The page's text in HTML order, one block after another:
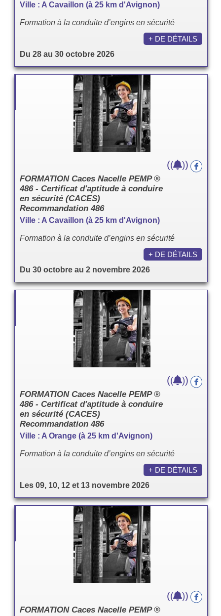
Ville : A Cavaillon (à 25 km d'Avignon)
Formation à la conduite d’engins en sécurité
Du 28 au 30 octobre 2026
+ DE DÉTAILS
FORMATION Caces Nacelle PEMP ®
486 - Certificat d'aptitude à conduire
en sécurité (CACES)
Recommandation 486
Ville : A Cavaillon (à 25 km d'Avignon)
Formation à la conduite d’engins en sécurité
Du 30 octobre au 2 novembre 2026
(( ))
+ DE DÉTAILS
FORMATION Caces Nacelle PEMP ®
486 - Certificat d'aptitude à conduire
en sécurité (CACES)
Recommandation 486
Ville : A Orange (à 25 km d'Avignon)
Formation à la conduite d’engins en sécurité
Les 09, 10, 12 et 13 novembre 2026
(( ))
+ DE DÉTAILS
FORMATION Caces Nacelle PEMP ®
(( ))